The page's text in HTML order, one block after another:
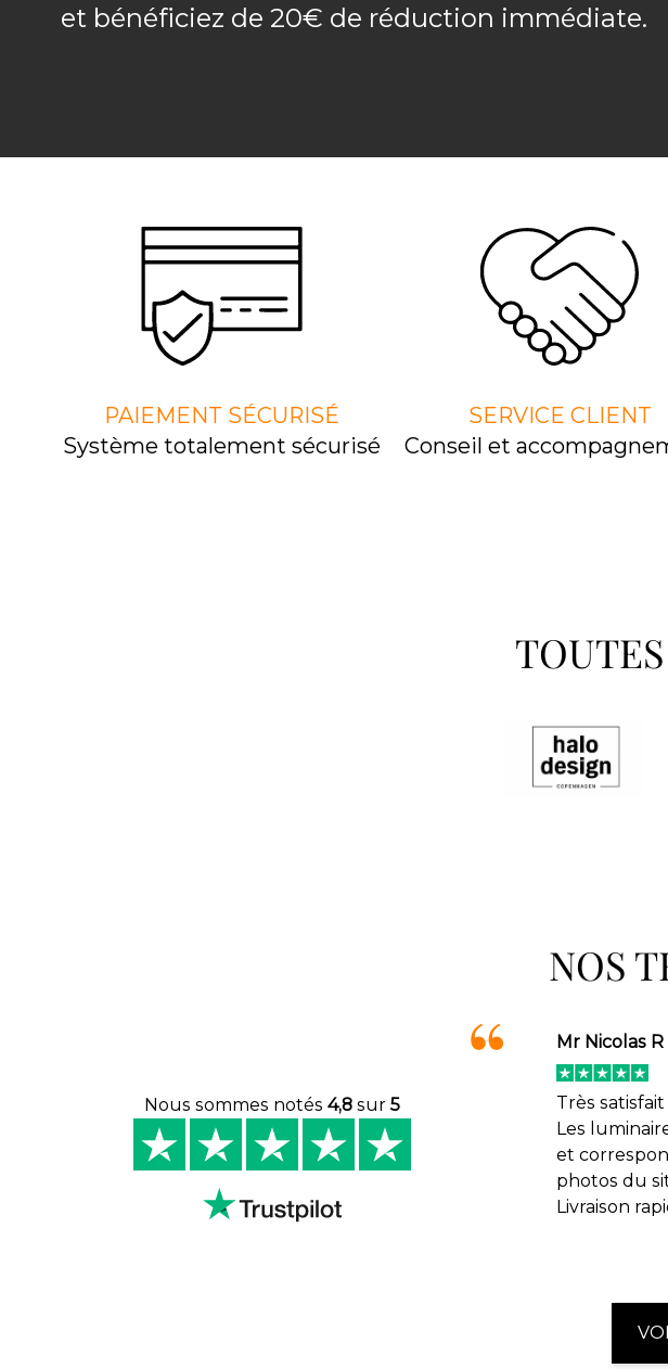
et bénéficiez de 20€ de réduction immédiate.
PAIEMENT SÉCURISÉ
Système totalement sécurisé
SERVICE CLIENT
Conseil et
NOS
Nous sommes notés 4,8sur 5
Mr Nicolas R
Très
Les
et
photos du
Livraison